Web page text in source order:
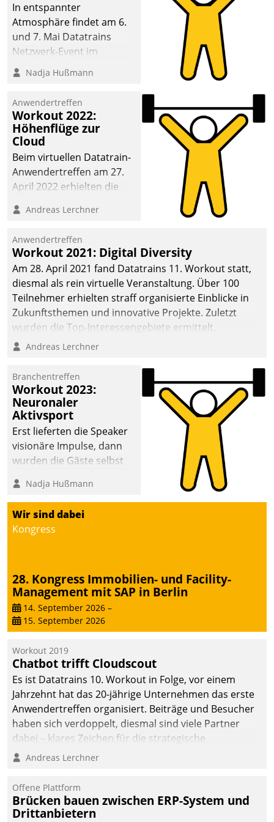
In entspannter
Atmosphäre findet am 6.
und 7. Mai Datatrains
Netzwerk-Event im
Kunden- und Partnerkreis
statt. Zentrale Frage: Wie
Mammutprojekte
meistern und Workloads
wuppen – bei zunehmend
anspruchsvollen
Aufgaben und
abnehmendem
Nadja Hußmann
Anwendertreffen
Workout 2022:
Höhenflüge zur
Cloud
Beim virtuellen Datatrain-
Anwendertreffen am 27.
April 2022 erhielten die
Teilnehmer kurzweilige
Cloud-Strategien und -
Lösungen mit hohem
Zukunftspotenzial.
Andreas Lerchner
Anwendertreffen
Workout 2021: Digital Diversity
Am 28. April 2021 fand Datatrains 11. Workout statt,
diesmal als rein virtuelle Veranstaltung. Über 100
Teilnehmer erhielten straff organisierte Einblicke in
Zukunftsthemen und innovative Projekte. Zuletzt
wurden die Top-Interessengebiete ermittelt.
Andreas Lerchner
Branchentreffen
Workout 2023:
Neuronaler
Aktivsport
Erst lieferten die Speaker
visionäre Impulse, dann
wurden die Gäste selbst
methodisch
Vernetzungsideen fürs
Quartier. Dazwischen
zeigte Datatrain, was es
Nadja Hußmann
Wir sind dabei
Kongress
28. Kongress Immobilien- und Facility-
Management mit SAP in Berlin
14. September 2026 –
15. September 2026
Workout 2019
Chatbot trifft Cloudscout
Es ist Datatrains 10. Workout in Folge, vor einem
Jahrzehnt hat das 20-jährige Unternehmen das erste
Anwendertreffen organisiert. Beiträge und Besucher
haben sich verdoppelt, diesmal sind viele Partner
dabei – klares Zeichen für die strategische
Fokussierung auf den Kunden.
Andreas Lerchner
Offene Plattform
Brücken bauen zwischen ERP-System und
Drittanbietern